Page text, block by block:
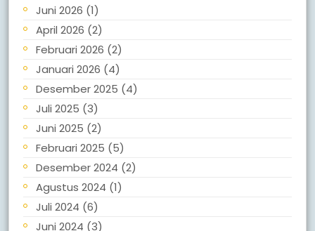
Juni 2026 (1)
April 2026 (2)
Februari 2026 (2)
Januari 2026 (4)
Desember 2025 (4)
Juli 2025 (3)
Juni 2025 (2)
Februari 2025 (5)
Desember 2024 (2)
Agustus 2024 (1)
Juli 2024 (6)
Juni 2024 (3)